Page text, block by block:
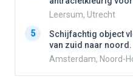
Leersum, Utrecht
5
Schijfachtig object
van zuid naar noord.
Amsterdam, Noord-